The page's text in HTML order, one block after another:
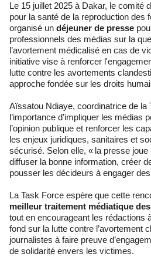
Le 15 juillet 2025 à Dakar, le comité
pour la santé de la reproduction des
organisé un déjeuner de presse
professionnels des médias sur la
l’avortement médicalisé en cas de
initiative vise à renforcer
lutte contre les avortements
approche fondée sur les droits
Aïssatou Ndiaye, coordinatrice de la
l’importance d’impliquer les médias
l’opinion publique et renforcer les
les enjeux juridiques, sanitaires et
sécurisé. Selon elle, « la presse
diffuser la bonne information, créer
pousser les décideurs à engager
La Task Force espère que cette
meilleur traitement médiatique
tout en encourageant les rédactions
fond sur la lutte contre l’avortement
journalistes à faire preuve
de solidarité envers les victimes.